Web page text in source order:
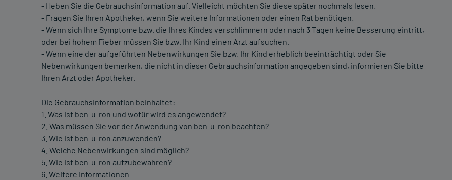
- Heben Sie die Gebrauchsinformation auf. Vielleicht möchten Sie diese später nochmals lesen.
- Fragen Sie Ihren Apotheker, wenn Sie weitere Informationen oder einen Rat benötigen.
- Wenn sich Ihre Symptome bzw. die Ihres Kindes verschlimmern oder nach 3 Tagen keine Besserung eintritt,
oder bei hohem Fieber müssen Sie bzw. Ihr Kind einen Arzt aufsuchen.
- Wenn eine der aufgeführten Nebenwirkungen Sie bzw. Ihr Kind erheblich beeinträchtigt oder Sie
Nebenwirkungen bemerken, die nicht in dieser Gebrauchsinformation angegeben sind, informieren Sie bitte
Ihren Arzt oder Apotheker.
Die Gebrauchsinformation beinhaltet:
1. Was ist ben-u-ron und wofür wird es angewendet?
2. Was müssen Sie vor der Anwendung von ben-u-ron beachten?
3. Wie ist ben-u-ron anzuwenden?
4. Welche Nebenwirkungen sind möglich?
5. Wie ist ben-u-ron aufzubewahren?
6. Weitere Informationen